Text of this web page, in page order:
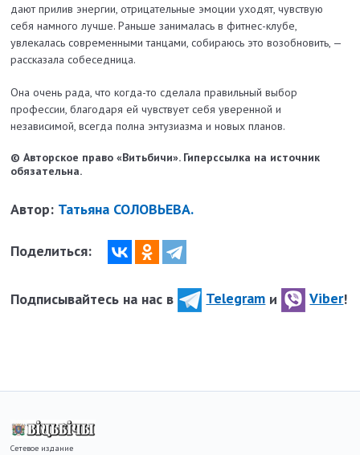
дают прилив энергии, отрицательные эмоции уходят, чувствую
себя намного лучше. Раньше занималась в фитнес-клубе,
увлекалась современными танцами, собираюсь это возобновить, —
рассказала собеседница.
Она очень рада, что когда-то сделала правильный выбор
профессии, благодаря ей чувствует себя уверенной и
независимой, всегда полна энтузиазма и новых планов.
© Авторское право «Витьбичи». Гиперссылка на источник
обязательна.
Автор: Татьяна СОЛОВЬЕВА.
Поделиться:
Подписывайтесь на нас в Telegram и Viber!
Сетевое издание